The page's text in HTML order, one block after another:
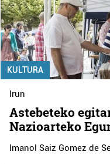
KULTURA
Irun
Astebeteko
Nazioarteko
Imanol Saiz Gomez de